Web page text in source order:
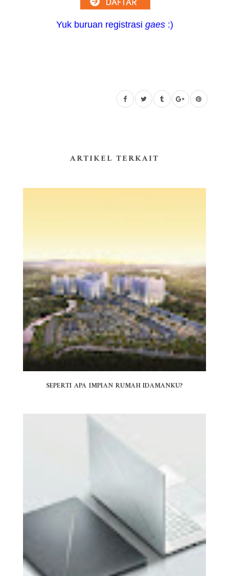
Yuk buruan registrasi gaes:)
ARTIKEL TERKAIT
SEPERTI APA IMPIAN RUMAH IDAMANKU?